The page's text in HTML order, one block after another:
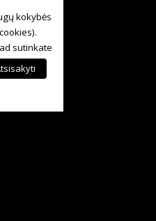
kokybės
sutinkate